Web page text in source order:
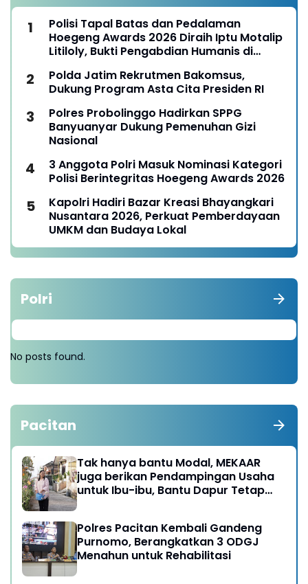
Polisi Tapal Batas dan Pedalaman
Hoegeng Awards 2026 Diraih Iptu Motalip
Litiloly, Bukti Pengabdian Humanis di
Polda Jatim Rekrutmen Bakomsus,
Dukung Program Asta Cita Presiden RI
Polres Probolinggo Hadirkan SPPG
Banyuanyar Dukung Pemenuhan Gizi
Nasional
3 Anggota Polri Masuk Nominasi Kategori
Polisi Berintegritas Hoegeng Awards 2026
Kapolri Hadiri Bazar Kreasi Bhayangkari
Nusantara 2026, Perkuat Pemberdayaan
UMKM dan Budaya Lokal
Polri
No posts found.
Pacitan
Tak hanya bantu Modal, MEKAAR
juga berikan Pendampingan Usaha
untuk Ibu-ibu, Bantu Dapur Tetap
Polres Pacitan Kembali Gandeng
Purnomo, Berangkatkan 3 ODGJ
Menahun untuk Rehabilitasi